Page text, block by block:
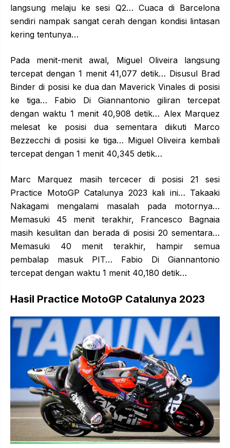
langsung melaju ke sesi Q2… Cuaca di Barcelona
sendiri nampak sangat cerah dengan kondisi lintasan
kering tentunya…
Pada menit-menit awal, Miguel Oliveira langsung
tercepat dengan 1 menit 41,077 detik… Disusul Brad
Binder di posisi ke dua dan Maverick Vinales di posisi
ke tiga… Fabio Di Giannantonio giliran tercepat
dengan waktu 1 menit 40,908 detik… Alex Marquez
melesat ke posisi dua sementara diikuti Marco
Bezzecchi di posisi ke tiga… Miguel Oliveira kembali
tercepat dengan 1 menit 40,345 detik…
Marc Marquez masih tercecer di posisi 21 sesi
Practice MotoGP Catalunya 2023 kali ini… Takaaki
Nakagami mengalami masalah pada motornya…
Memasuki 45 menit terakhir, Francesco Bagnaia
masih kesulitan dan berada di posisi 20 sementara…
Memasuki 40 menit terakhir, hampir semua
pembalap masuk PIT… Fabio Di Giannantonio
tercepat dengan waktu 1 menit 40,180 detik…
Hasil Practice MotoGP Catalunya 2023